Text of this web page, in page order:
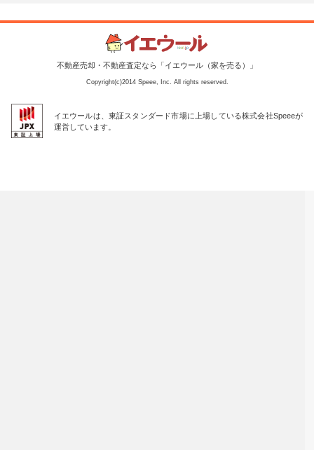
不動産売却・不動産査定なら「イエウール（家を売る）」
Copyright(c)2014 Speee, Inc. All rights reserved.
イエウールは、東証スタンダード市場に上場している株式会社Speeeが
運営しています。